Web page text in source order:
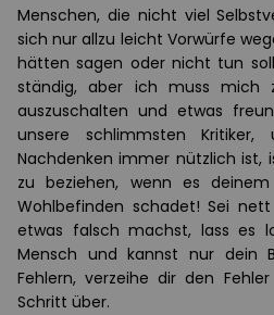
Menschen, die nicht viel
sich nur allzu leicht Vorwürfe
hätten sagen oder nicht tun
ständig, aber ich muss mich
auszuschalten und etwas
unsere schlimmsten
Nachdenken immer nützlich ist,
zu beziehen, wenn es
Wohlbefinden schadet! Sei
etwas falsch machst, lass es
Mensch und kannst nur dein
Fehlern, verzeihe dir den
Schritt über.